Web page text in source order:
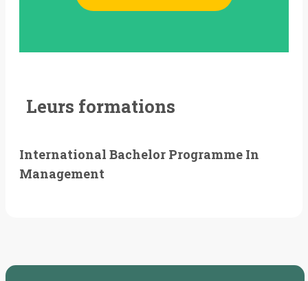
Leurs formations
International Bachelor Programme In
Management